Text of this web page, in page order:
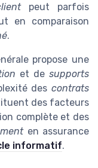
peut parfois
en comparaison
.
propose une
et de supports
des contrats
des facteurs
complète et des
en assurance
informatif.